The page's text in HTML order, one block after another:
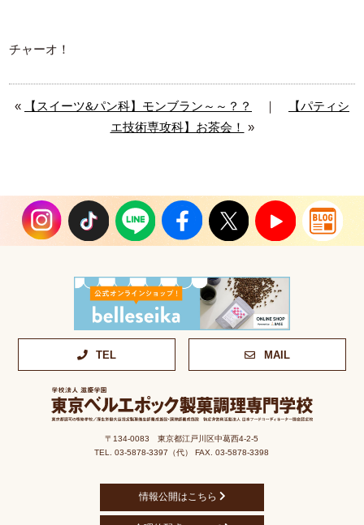
チャーオ！
« 【スイーツ&パン科】モンブラン～～？？
【パティシ
エ技術専攻科】お茶会！
»
TEL MAIL
〒134-0083 東京都江戸川区中葛西4-2-5
TEL. 03-5878-3397（代） FAX. 03-5878-3398
情報公開はこちら